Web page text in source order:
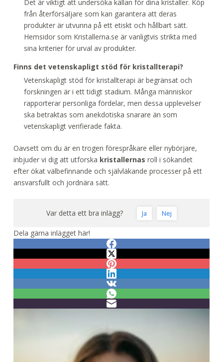
Det är viktigt att undersöka källan för dina kristaller. Köp
från återförsäljare som kan garantera att deras
produkter är utvunna på ett etiskt och hållbart sätt.
Hemsidor som Kristallerna.se är vanligtvis strikta med
sina kriterier för urval av produkter.
Finns det vetenskapligt stöd för kristallterapi?
Vetenskapligt stöd för kristallterapi är begränsat och
forskningen är i ett tidigt stadium. Många människor
rapporterar personliga fördelar, men dessa upplevelser
ska betraktas som anekdotiska snarare än som
vetenskapligt verifierade fakta.
Oavsett om du är en trogen förespråkare eller nybörjare,
inbjuder vi dig att utforska kristallernas roll i sökandet
efter ökat välbefinnande och självläkande processer på ett
ansvarsfullt och jordnära sätt.
Var detta ett bra inlägg? Ja Nej
Dela gärna inlägget här!